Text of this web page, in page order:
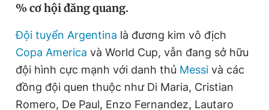
Tiện ích
Thông tin tòa soạn Liên hệ quảng cáo
% cơ hội đăng quang.
Đội tuyển Argentina là đương kim vô địch
Copa America và World Cup, vẫn đang sở hữu
đội hình cực mạnh với danh thủ Messi và các
đồng đội quen thuộc như Di Maria, Cristian
Romero, De Paul, Enzo Fernandez, Lautaro